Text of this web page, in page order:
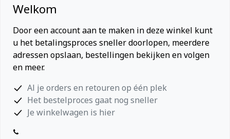
Welkom
Door een account aan te maken in deze winkel kunt
u het betalingsproces sneller doorlopen, meerdere
adressen opslaan, bestellingen bekijken en volgen
en meer.
Al je orders en retouren op één plek
Het bestelproces gaat nog sneller
Je winkelwagen is hier